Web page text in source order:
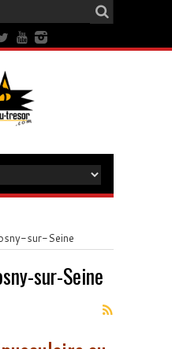
sur-Seine
sur-Seine